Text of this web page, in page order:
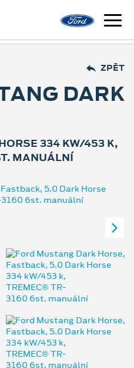
ZPĚT
DARK
334 KW/453 K,
MANUÁLNÍ